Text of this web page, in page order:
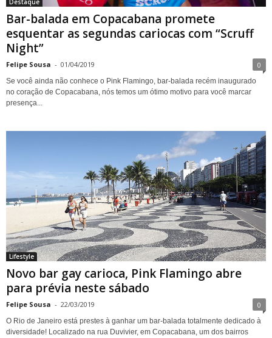
Bar-balada em Copacabana promete
esquentar as segundas cariocas com “Scruff
Night”
Felipe Sousa - 01/04/2019 0
Se você ainda não conhece o Pink Flamingo, bar-balada recém inaugurado
no coração de Copacabana, nós temos um ótimo motivo para você marcar
presença...
Lifestyle
Novo bar gay carioca, Pink Flamingo abre
para prévia neste sábado
Felipe Sousa - 22/03/2019 0
O Rio de Janeiro está prestes à ganhar um bar-balada totalmente dedicado à
diversidade! Localizado na rua Duvivier, em Copacabana, um dos bairros